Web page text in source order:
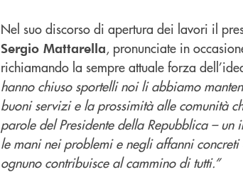
Nel suo discorso di apertura dei lavori il
Sergio Mattarella, pronunciate in
richiamando la sempre attuale forza
hanno chiuso sportelli noi li abbiamo
buoni servizi e la prossimità alle comunità
parole del Presidente della Repubblica –
le mani nei problemi e negli affanni
ognuno contribuisce al cammino di tutti.”